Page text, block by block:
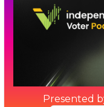
Presented